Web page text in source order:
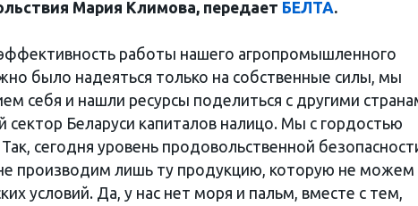
Мария Климова, передает БЕЛТА.
работы нашего агропромышленного
было надеяться только на собственные силы, мы
себя и нашли ресурсы поделиться с другими
сектор Беларуси капиталов налицо. Мы с гордостью
сегодня уровень продовольственной
производим лишь ту продукцию, которую не можем
условий. Да, у нас нет моря и пальм, вместе с тем,